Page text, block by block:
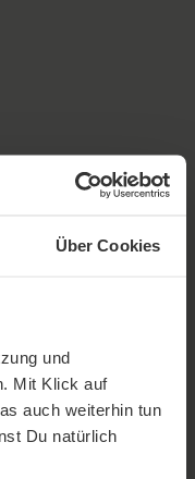
Über Cookies
und
Mit Klick auf
auch weiterhin tun
Du natürlich
Nieren kümmern,
Arzt Dr. Georg
kannst.